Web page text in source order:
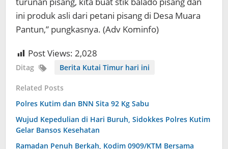
ini produk asli dari petani pisang di Desa Muara
Pantun,” pungkasnya. (Adv Kominfo)
Post Views: 2,028
Ditag Berita Kutai Timur hari ini
Related Posts
Polres Kutim dan BNN Sita 92 Kg Sabu
Wujud Kepedulian di Hari Buruh, Sidokkes Polres Kutim
Gelar Bansos Kesehatan
Ramadan Penuh Berkah, Kodim 0909/KTM Bersama